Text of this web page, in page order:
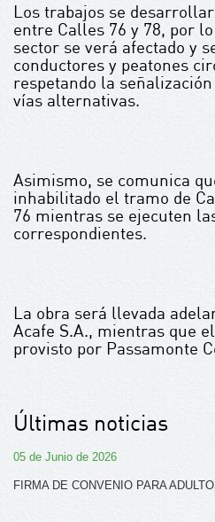
Los trabajos se
entre Calles 76 y 78, por
sector se verá afectado y
conductores y peatones
respetando la
vías alternativas.
Asimismo, se comunica
inhabilitado el tramo de
76 mientras se ejecuten
correspondientes.
La obra será llevada
Acafe S.A., mientras que
provisto por Passamonte
Últimas noticias
05 de Junio de 2026
FIRMA DE CONVENIO PARA